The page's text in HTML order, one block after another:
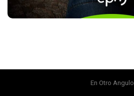
En Otro Angulo